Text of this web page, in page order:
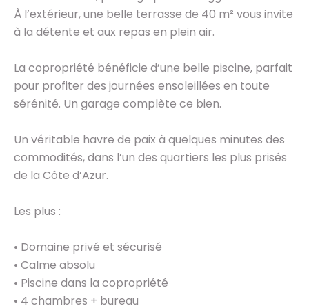
À l’extérieur, une belle terrasse de 40 m² vous invite
à la détente et aux repas en plein air.
La copropriété bénéficie d’une belle piscine, parfait
pour profiter des journées ensoleillées en toute
sérénité. Un garage complète ce bien.
Un véritable havre de paix à quelques minutes des
commodités, dans l’un des quartiers les plus prisés
de la Côte d’Azur.
Les plus :
• Domaine privé et sécurisé
• Calme absolu
• Piscine dans la copropriété
• 4 chambres + bureau